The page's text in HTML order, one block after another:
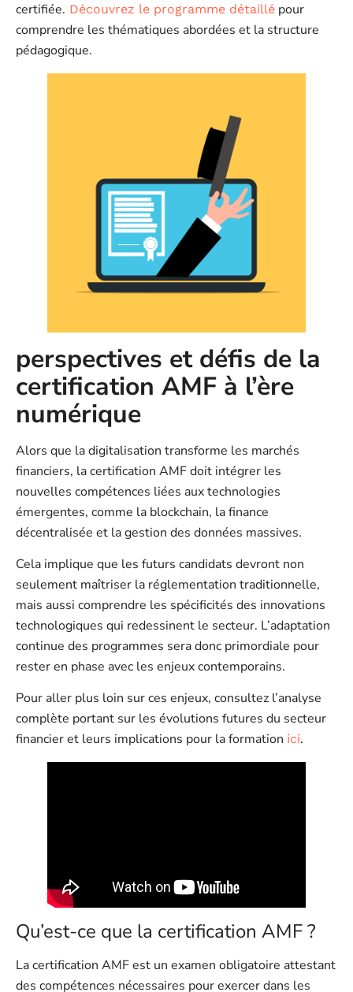
certifiée. Découvrez le programme détaillé pour
comprendre les thématiques abordées et la structure
pédagogique.
perspectives et défis de la
certification AMF à l’ère
numérique
Alors que la digitalisation transforme les marchés
financiers, la certification AMF doit intégrer les
nouvelles compétences liées aux technologies
émergentes, comme la blockchain, la finance
décentralisée et la gestion des données massives.
Cela implique que les futurs candidats devront non
seulement maîtriser la réglementation traditionnelle,
mais aussi comprendre les spécificités des innovations
technologiques qui redessinent le secteur. L’adaptation
continue des programmes sera donc primordiale pour
rester en phase avec les enjeux contemporains.
Pour aller plus loin sur ces enjeux, consultez l’analyse
complète portant sur les évolutions futures du secteur
financier et leurs implications pour la formation ici.
Qu’est-ce que la certification AMF ?
La certification AMF est un examen obligatoire attestant
des compétences nécessaires pour exercer dans les